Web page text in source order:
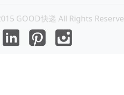
GOOD快递 All Rights